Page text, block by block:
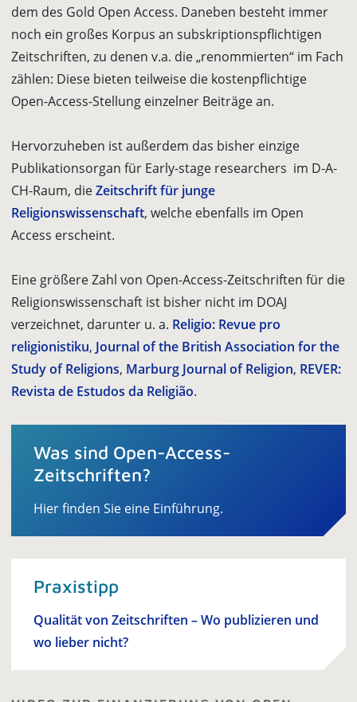
dem des Gold Open Access. Daneben besteht immer
noch ein großes Korpus an subskriptionspflichtigen
Zeitschriften, zu denen v.a. die „renommierten“ im Fach
zählen: Diese bieten teilweise die kostenpflichtige
Open-Access-Stellung einzelner Beiträge an.
Hervorzuheben ist außerdem das bisher einzige
Publikationsorgan für Early-stage researchers im D-A-
CH-Raum, dieZeitschrift für junge
Religionswissenschaft, welche ebenfalls im Open
Access erscheint.
Eine größere Zahl von Open-Access-Zeitschriften für die
Religionswissenschaft ist bisher nicht im DOAJ
verzeichnet, darunter u. a. Religio: Revue pro
religionistiku, Journal of the British Association for the
Study of Religions, Marburg Journal of Religion, REVER:
Revista de Estudos da Religião.
Was sind Open-Access-
Zeitschriften?
Hier finden Sie eine Einführung.
Praxistipp
Qualität von Zeitschriften – Wo publizieren und
wo lieber nicht?